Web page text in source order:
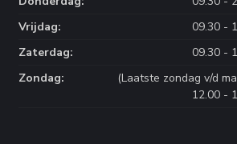
Vrijdag:
09.30 -
Zaterdag:
09.30 -
Zondag:
(Laatste zondag v/d
12.00 -